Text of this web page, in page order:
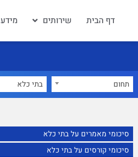
דף הבית שירותים מידע
תחום בתי כלא
סיכומי מאמרים על בתי כלא
סיכומי קורסים על בתי כלא